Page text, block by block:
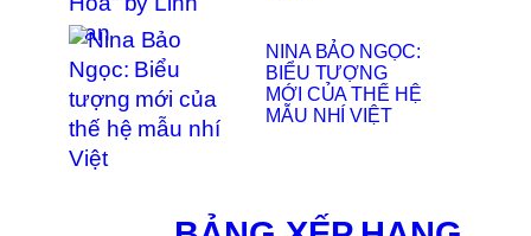
NINA BẢO NGỌC:
BIỂU TƯỢNG
MỚI CỦA THẾ HỆ
MẪU NHÍ VIỆT